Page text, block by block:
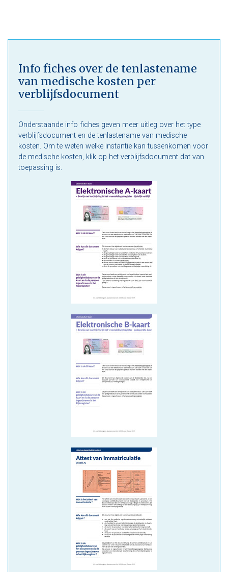
Info fiches over de tenlastename
van medische kosten per
verblijfsdocument
Onderstaande info fiches geven meer uitleg over het type
verblijfsdocument en de tenlastename van medische
kosten. Om te weten welke instantie kan tussenkomen voor
de medische kosten, klik op het verblijfsdocument dat van
toepassing is.